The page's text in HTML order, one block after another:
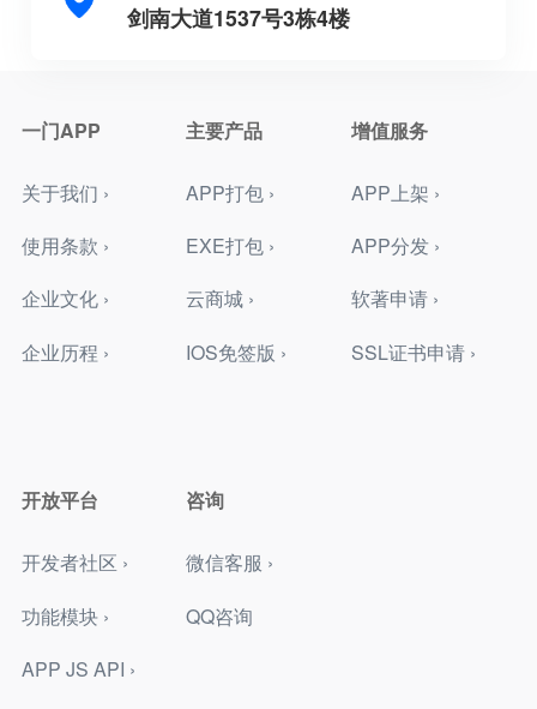
剑南大道1537号3栋4楼
一门APP
关于我们 ›
使用条款 ›
企业文化 ›
企业历程 ›
主要产品
APP打包 ›
EXE打包 ›
云商城 ›
IOS免签版 ›
增值服务
APP上架 ›
APP分发 ›
软著申请 ›
SSL证书申请 ›
开放平台
开发者社区 ›
功能模块 ›
APP JS API ›
咨询
微信客服 ›
QQ咨询